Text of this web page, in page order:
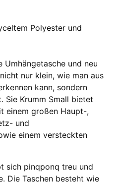
Polyester und
Umhängetasche und neu
nur klein, wie man aus
kann, sondern
Sie Krumm Small bietet
einem großen Haupt-,
und
einem versteckten
sich pinqponq treu und
Die Taschen besteht wie